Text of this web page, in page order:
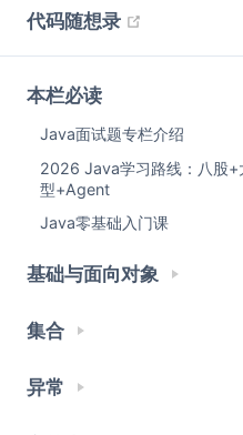
代码随想录
(opens
本栏必读
Java面试题专栏介绍
2026 Java学习路线：八股+
型+Agent
Java零基础入门课
基础与面向对象
集合
异常
优点：解决了复杂对象
器臃肿问题，让对象的
护。
缺点：会增加类的数
详细回答
建造者模式有四种角色
：
个部件。